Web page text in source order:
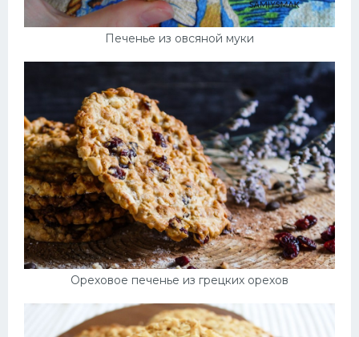
Печенье из овсяной муки
Ореховое печенье из грецких орехов